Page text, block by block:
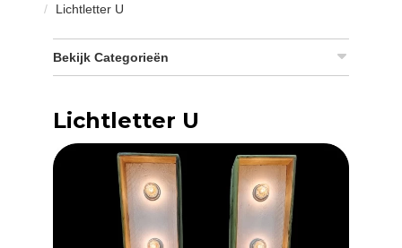
Lichtletter U
Bekijk Categorieën
Lichtletter U